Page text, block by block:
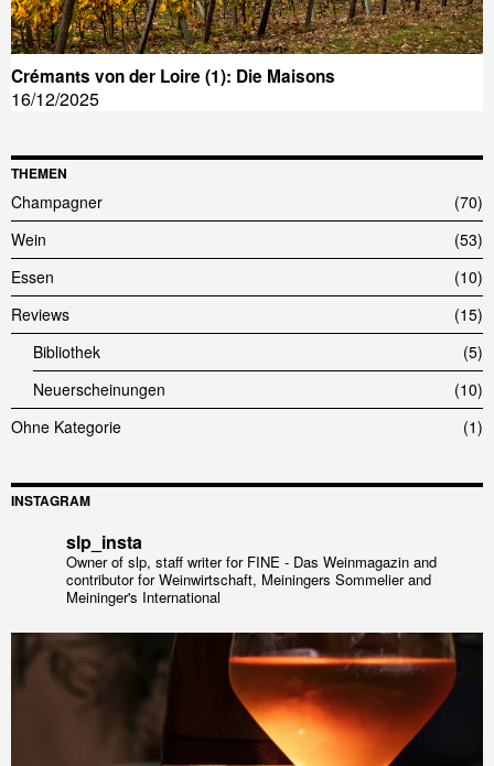
Crémants von der Loire (1): Die Maisons
16/12/2025
THEMEN
Champagner
70
Wein
53
Essen
10
Reviews
15
Bibliothek
5
Neuerscheinungen
10
Ohne Kategorie
1
INSTAGRAM
slp_insta
Owner of slp, staff writer for FINE - Das Weinmagazin and
contributor for Weinwirtschaft, Meiningers Sommelier and
Meininger's International